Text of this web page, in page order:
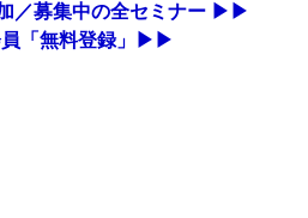
／募集中の全セミナー ▶▶
員「無料登録」▶▶